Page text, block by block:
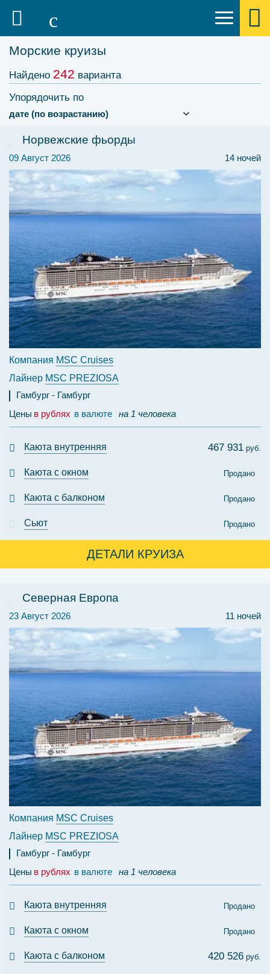
Морские круизы
Найдено 242 варианта
Упорядочить по
Норвежские фьорды
14 ночей
09 Август 2026
Компания MSC Cruises
Лайнер MSC PREZIOSA
Гамбург
Гамбург
Цены в рублях в валюте на 1 человека
Каюта внутренняя 467 931 руб.
Каюта с окном Продано
Каюта с балконом Продано
Сьют Продано
ДЕТАЛИ КРУИЗА
Северная Европа
11 ночей
23 Август 2026
Компания MSC Cruises
Лайнер MSC PREZIOSA
Гамбург
Гамбург
Цены в рублях в валюте на 1 человека
Каюта внутренняя Продано
Каюта с окном Продано
Каюта с балконом 420 526 руб.